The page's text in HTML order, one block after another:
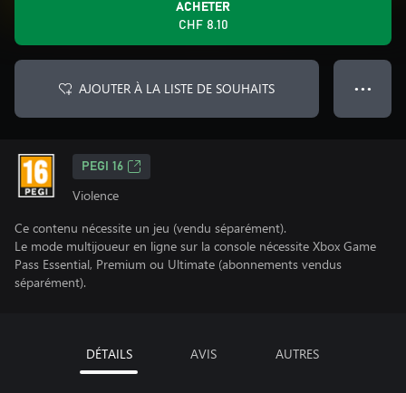
ACHETER
CHF 8.10
AJOUTER À LA LISTE DE SOUHAITS ● ● ●
PEGI 16
Violence
Ce contenu nécessite un jeu (vendu séparément).
Le mode multijoueur en ligne sur la console nécessite Xbox Game
Pass Essential, Premium ou Ultimate (abonnements vendus
séparément).
DÉTAILS AVIS AUTRES